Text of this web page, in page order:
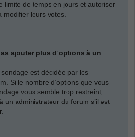
limite de temps en jours et autoriser
modifier leurs votes.
ajouter plus d’options à un
sondage est décidée par les
Si le nombre d’options que vous
vous semble trop restreint,
un administrateur du forum s’il est